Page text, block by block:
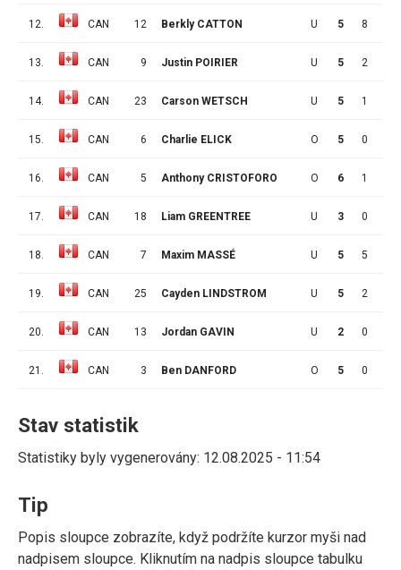
12. CAN 12 Berkly CATTON U 5 8
13. CAN 9 Justin POIRIER U 5 2
14. CAN 23 Carson WETSCH U 5 1
15. CAN 6 Charlie ELICK O 5 0
16. CAN 5 Anthony CRISTOFORO O 6 1
17. CAN 18 Liam GREENTREE U 3 0
18. CAN 7 Maxim MASSÉ U 5 5
19. CAN 25 Cayden LINDSTROM U 5 2
20. CAN 13 Jordan GAVIN U 2 0
21. CAN 3 Ben DANFORD O 5 0
Stav statistik
Statistiky byly vygenerovány: 12.08.2025 - 11:54
Tip
Popis sloupce zobrazíte, když podržíte kurzor myši nad
nadpisem sloupce. Kliknutím na nadpis sloupce tabulku